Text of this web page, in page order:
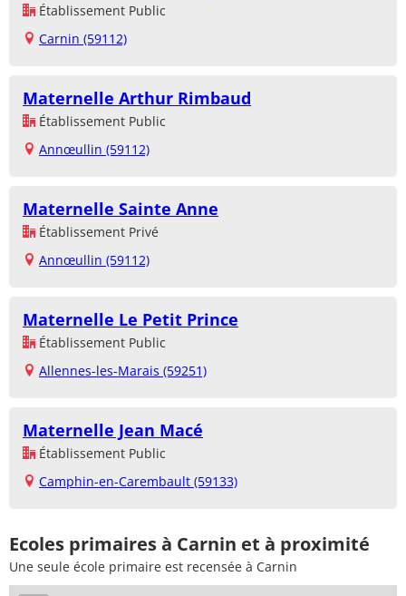
Établissement Public
Carnin (59112)
Maternelle Arthur Rimbaud
Établissement Public
Annœullin (59112)
Maternelle Sainte Anne
Établissement Privé
Annœullin (59112)
Maternelle Le Petit Prince
Établissement Public
Allennes-les-Marais (59251)
Maternelle Jean Macé
Établissement Public
Camphin-en-Carembault (59133)
Ecoles primaires à Carnin et à proximité
Une seule école primaire est recensée à Carnin